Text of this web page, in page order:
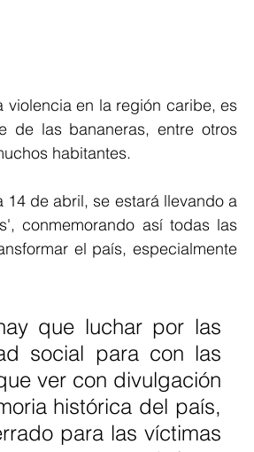
violencia en la región caribe, es
de las bananeras, entre otros
habitantes.
14 de abril, se estará llevando a
conmemorando así todas las
el país, especialmente
que luchar por las
social para con las
ver con divulgación
histórica del país,
para las víctimas